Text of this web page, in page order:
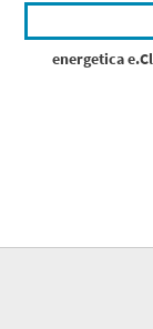
energetica